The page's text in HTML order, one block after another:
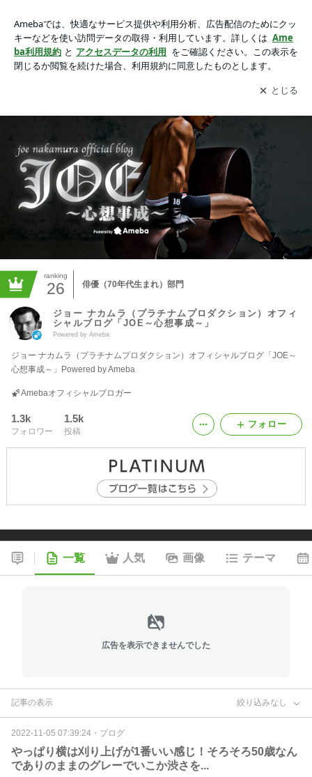
ブログ「JOE～心想事成～」Powered by Ameba
アプリをダウンロードして ブログの更新通知
を受け取りまし
ょう。
開く
ranking
26 俳優（70年代生まれ）部門
ジョー ナカムラ（プラチナムプロダクション）オフィ
シャルブログ「JOE～心想事成～」
Powered by Ameba
ジョー ナカムラ（プラチナムプロダクション）オフィシャルブログ「JOE～
心想事成～」Powered by Ameba
Amebaオフィシャルブロガー
1.3k
フォロワー
1.5k
投稿
フォロー
一覧 人気 画像 テーマ
広告を表示できませんでした
記事の表示 絞り込みなし
2022-11-05 07:39:24 ・ ブログ
やっぱり横は刈り上げが1番いい感じ！そろそろ50歳なん
でありのままのグレーでいこか渋さを...